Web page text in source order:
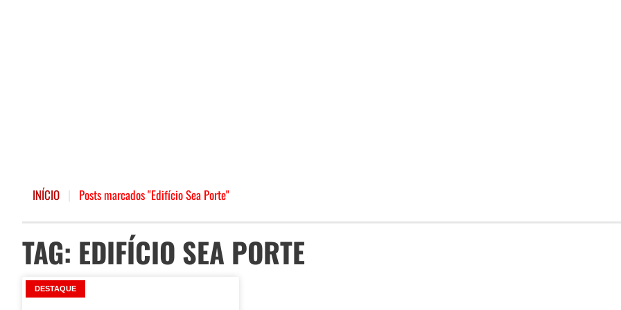
INÍCIO Posts marcados "Edifício Sea Porte"
TAG: EDIFÍCIO SEA PORTE
DESTAQUE